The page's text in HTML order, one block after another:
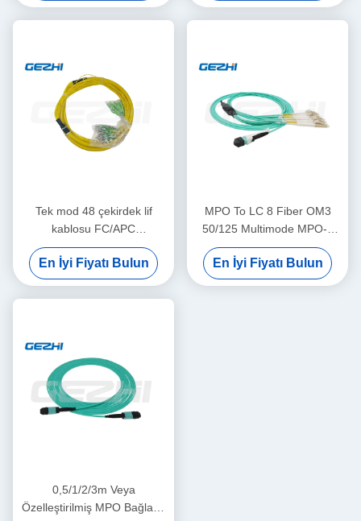
Tek mod 48 çekirdek lif
kablosu FC/APC
2.00mm+0.7M--SC/APC
2.00mm+0.7M
En İyi Fiyatı Bulun
MPO To LC 8 Fiber OM3
50/125 Multimode MPO-8
LC Fiber Optic Patch Cord
Breakout Kablosu
En İyi Fiyatı Bulun
0,5/1/2/3m Veya
Özelleştirilmiş MPO Bağlantı